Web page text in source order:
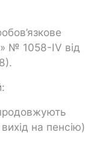
№ 1058-IV від
на пенсію)